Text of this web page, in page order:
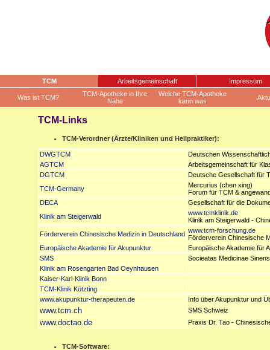
TCM Arbeitsgemeinschaft Impressum
Was ist TCM?
TCM-Apotheke in Ihre
Nähe
Welche TCM-Apotheke
kann was
TCM-Links
TCM-Verordner (Ärzte/Kliniken und Heilpraktiker):
DWGTCM
Deutschen
AGTCM
Arbeitsgemeinschaft für
DGTCM
Deutsche Gesellschaft für
TCM-Germany
Mercurius (chen xing)
Forum für TCM &
DECA
Gesellschaft für die
Klinik am Steigerwald
www.tcmklinik.de
Klinik am Steigerwald -
Förderverein Chinesische Medizin in Deutschland www.tcm-forschung.de
Förderverein Chinesische
Europäische Akademie für Akupunktur
Europäische Akademie für
SMS
Socieatas Medicinae
Klinik am Rosengarten Bad Oeynhausen
Kaiser-Karl-Klinik Bonn
TCM-Klinik Kötzting
www.akupunktur-therapeuten.de
Info über Akupunktur und
www.tcm.ch SMS Schweiz
www.doctao.de Praxis Dr. Tao -
TCM-Software: